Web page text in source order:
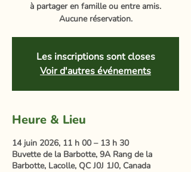
à partager en famille ou entre amis.
Aucune réservation.
Les inscriptions sont closes
Voir d'autres événements
Heure & Lieu
14 juin 2026, 11 h 00 – 13 h 30
Buvette de la Barbotte, 9A Rang de la
Barbotte, Lacolle, QC J0J 1J0, Canada